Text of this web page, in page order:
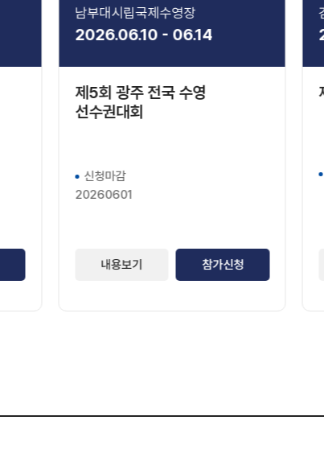
남부대시립국제수영장
2026.06.10 - 06.14
제5회 광주 전국 수영
선수권대회
신청마감
20260601
내용보기 참가신청